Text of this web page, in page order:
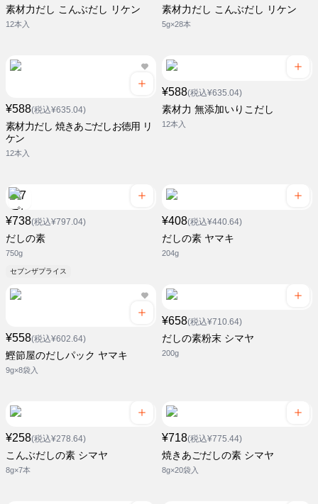
素材力だし こんぶだし リケン
12本入
素材力だし こんぶだし リケン
5g×28本
¥588(税込¥635.04)
素材力だし 焼きあごだしお徳用 リ
ケン
12本入
¥588(税込¥635.04)
素材力 無添加いりこだし
12本入
¥738(税込¥797.04)
だしの素
750g
セブンザプライス
¥408(税込¥440.64)
だしの素 ヤマキ
204g
¥558(税込¥602.64)
鰹節屋のだしパック ヤマキ
9g×8袋入
¥658(税込¥710.64)
だしの素粉末 シマヤ
200g
¥258(税込¥278.64)
こんぶだしの素 シマヤ
8g×7本
¥718(税込¥775.44)
焼きあごだしの素 シマヤ
8g×20袋入